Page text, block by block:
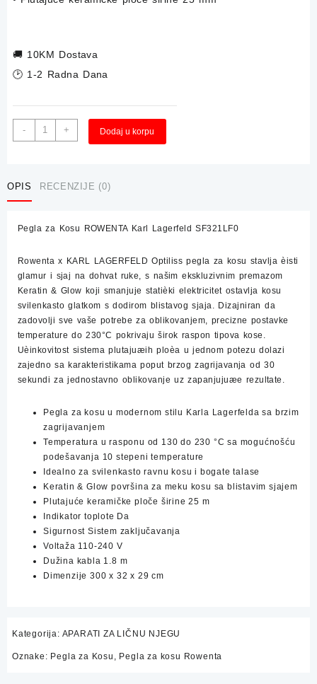
🚚 10KM Dostava
🕑 1-2 Radna Dana
-
Pegla
za
Karl
količina
+ Dodaj u korpu
OPIS RECENZIJE (0)
Pegla za Kosu ROWENTA Karl Lagerfeld SF321LF0
Rowenta x KARL LAGERFELD Optiliss pegla za kosu stavlja èisti
glamur i sjaj na dohvat ruke, s našim ekskluzivnim premazom
Keratin & Glow koji smanjuje statièki elektricitet ostavlja kosu
svilenkasto glatkom s dodirom blistavog sjaja. Dizajniran da
zadovolji sve vaše potrebe za oblikovanjem, precizne postavke
temperature do 230°C pokrivaju širok raspon tipova kose.
Uèinkovitost sistema plutajuæih ploèa u jednom potezu dolazi
zajedno sa karakteristikama poput brzog zagrijavanja od 30
sekundi za jednostavno oblikovanje uz zapanjujuæe rezultate.
Pegla za kosu u modernom stilu Karla Lagerfelda sa brzim
zagrijavanjem
Temperatura u rasponu od 130 do 230 °C sa mogućnošću
podešavanja 10 stepeni temperature
Idealno za svilenkasto ravnu kosu i bogate talase
Keratin & Glow površina za meku kosu sa blistavim sjajem
Plutajuće keramičke ploče širine 25 m
Indikator toplote Da
Sigurnost Sistem zaključavanja
Voltaža 110-240 V
Dužina kabla 1.8 m
Dimenzije 300 x 32 x 29 cm
Kategorija: APARATI ZA LIČNU NJEGU
Oznake: Pegla za Kosu Pegla za kosu Rowenta